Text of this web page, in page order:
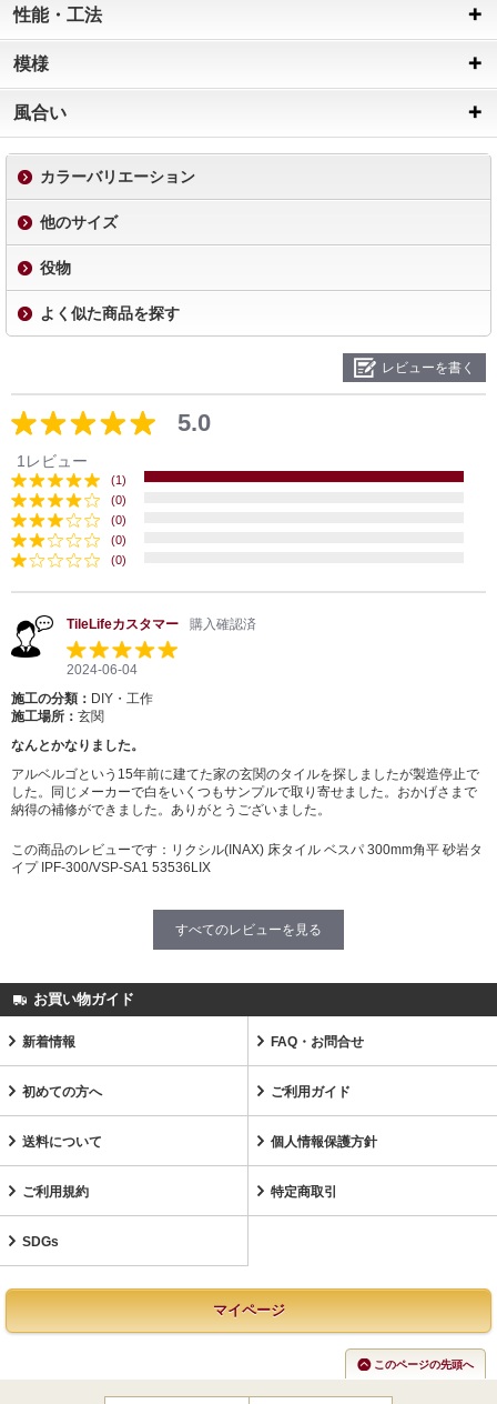
性能・工法
模様
風合い
カラーバリエーション
他のサイズ
役物
よく似た商品を探す
レビューを書く
5.0
1レビュー
(1)
(0)
(0)
(0)
(0)
TileLifeカスタマー 購入確認済
2024-06-04
施工の分類： DIY・工作
施工場所： 玄関
なんとかなりました。
アルベルゴという15年前に建てた家の玄関のタイルを探しましたが製造停止で
した。同じメーカーで白をいくつもサンプルで取り寄せました。おかげさまで
納得の補修ができました。ありがとうございました。
この商品のレビューです： リクシル(INAX) 床タイル ベスパ 300mm角平 砂岩タ
イプ IPF-300/VSP-SA1 53536LIX
すべてのレビューを見る
お買い物ガイド
新着情報 FAQ・お問合せ
初めての方へ ご利用ガイド
送料について 個人情報保護方針
ご利用規約 特定商取引
SDGs
マイページ
このページの先頭へ